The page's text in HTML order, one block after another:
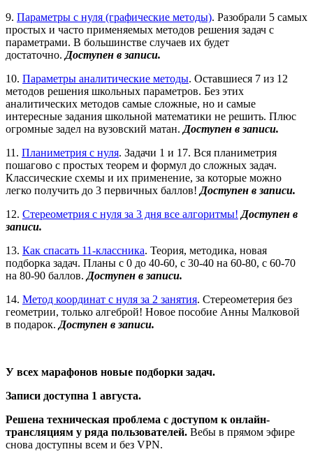
9. Параметры с нуля (графические методы). Разобрали 5 самых
простых и часто применяемых методов решения задач с
параметрами. В большинстве случаев их будет
достаточно. Доступен в записи.
10. Параметры аналитические методы. Оставшиеся 7 из 12
методов решения школьных параметров. Без этих
аналитических методов самые сложные, но и самые
интересные задания школьной математики не решить. Плюс
огромные задел на вузовский матан. Доступен в записи.
11. Планиметрия с нуля. Задачи 1 и 17. Вся планиметрия
пошагово с простых теорем и формул до сложных задач.
Классические схемы и их применение, за которые можно
легко получить до 3 первичных баллов! Доступен в записи.
12. Стереометрия с нуля за 3 дня все алгоритмы! Доступен в
записи.
13. Как спасать 11-классника. Теория, методика, новая
подборка задач. Планы с 0 до 40-60, с 30-40 на 60-80, с 60-70
на 80-90 баллов. Доступен в записи.
14. Метод координат с нуля за 2 занятия. Стереометерия без
геометрии, только алгеброй! Новое пособие Анны Малковой
в подарок. Доступен в записи.
У всех марафонов новые подборки задач.
Записи доступна 1 августа.
Решена техническая проблема с доступом к онлайн-
трансляциям у ряда пользователей. Вебы в прямом эфире
снова доступны всем и без VPN.